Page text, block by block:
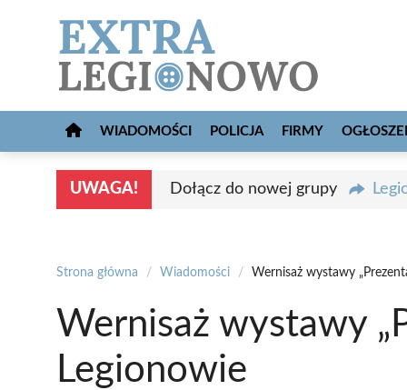
WIADOMOŚCI POLICJA FIRMY
UWAGA! Dołącz do nowej grupy
Strona główna / Wiadomości / Wernisaż wystawy
Wernisaż wystawy
Legionowie